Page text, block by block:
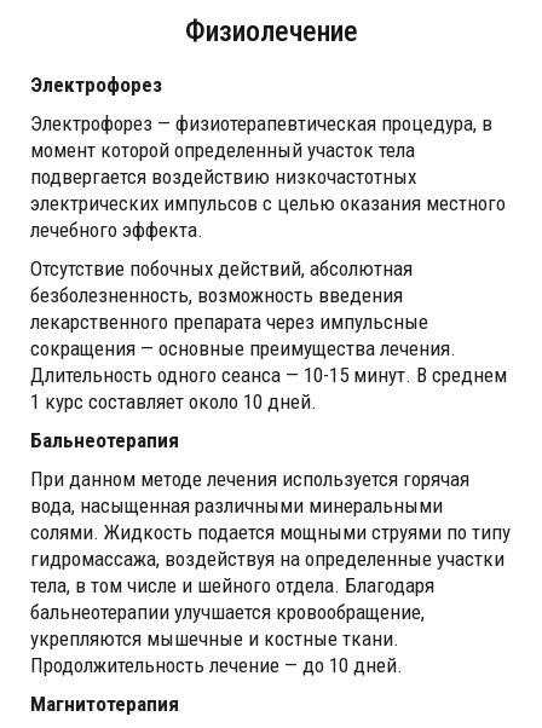
Физиолечение
Электрофорез
Электрофорез — физиотерапевтическая процедура, в
момент которой определенный участок тела
подвергается воздействию низкочастотных
электрических импульсов с целью оказания местного
лечебного эффекта.
Отсутствие побочных действий, абсолютная
безболезненность, возможность введения
лекарственного препарата через импульсные
сокращения — основные преимущества лечения.
Длительность одного сеанса — 10-15 минут. В среднем
1 курс составляет около 10 дней.
Бальнеотерапия
При данном методе лечения используется горячая
вода, насыщенная различными минеральными
солями. Жидкость подается мощными струями по типу
гидромассажа, воздействуя на определенные участки
тела, в том числе и шейного отдела. Благодаря
бальнеотерапии улучшается кровообращение,
укрепляются мышечные и костные ткани.
Продолжительность лечение — до 10 дней.
Магнитотерапия